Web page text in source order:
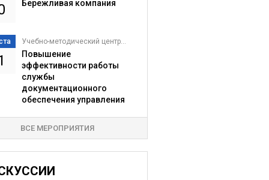
Бережливая компания
Учебно-методический центр...
Повышение
эффективности работы
службы
документационного
обеспечения управления
ВСЕ МЕРОПРИЯТИЯ